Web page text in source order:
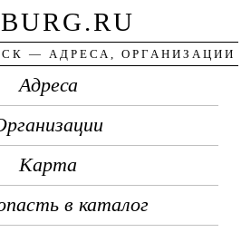
— АДРЕСА, ОРГАНИЗАЦИИ
Адреса
Карта
в каталог